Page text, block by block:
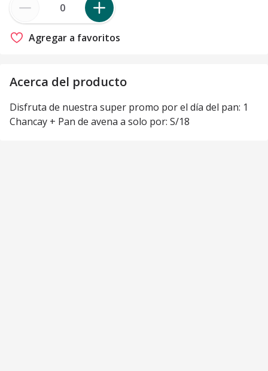
Agregar a favoritos
Acerca del producto
Disfruta de nuestra super promo por el día del pan: 1
Chancay + Pan de avena a solo por: S/18